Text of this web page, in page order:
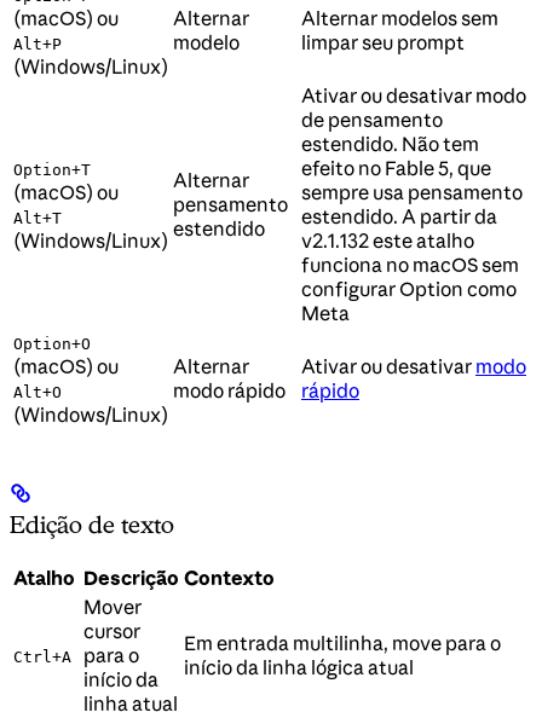
(macOS) ou
Alt+P
(Windows/Linux)
Alternar
modelo
Alternar modelos sem
limpar seu prompt
Option+T
(macOS) ou
Alt+T
(Windows/Linux)
Alternar
pensamento
estendido
Ativar ou desativar modo
de pensamento
estendido. Não tem
efeito no Fable 5, que
sempre usa pensamento
estendido. A partir da
v2.1.132 este atalho
funciona no macOS sem
configurar Option como
Meta
Option+O
(macOS) ou
Alt+O
(Windows/Linux)
Alternar
modo rápido
Ativar ou desativar modo
rápido
Edição de texto
Atalho Descrição Contexto
Ctrl+A
Mover
cursor
para o
início da
linha atual
Em entrada multilinha, move para o
início da linha lógica atual